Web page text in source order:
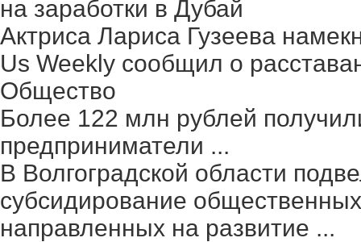
на заработки в Дубай
Актриса Лариса Гузеева
Us Weekly сообщил о
Общество
Более 122 млн рублей
предприниматели ...
В Волгоградской области
субсидирование
направленных на развитие ...